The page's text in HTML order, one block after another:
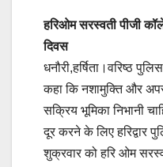
हरिओम सरस्वती पीजी
दिवस
धनौरी,हर्षिता।वरिष्ठ
कहा कि नशामुक्ति और
सक्रिय भूमिका निभानी
दूर करने के लिए हरिद्वार
शुक्रवार को हरि ओम